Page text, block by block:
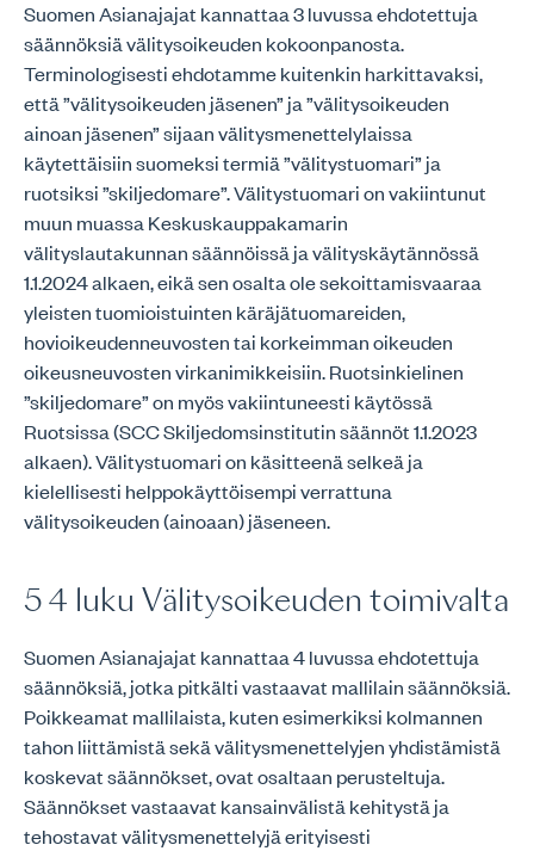
Suomen Asianajajat kannattaa 3 luvussa ehdotettuja
säännöksiä välitysoikeuden kokoonpanosta.
Terminologisesti ehdotamme kuitenkin harkittavaksi,
että ”välitysoikeuden jäsenen” ja ”välitysoikeuden
ainoan jäsenen” sijaan välitysmenettelylaissa
käytettäisiin suomeksi termiä ”välitystuomari” ja
ruotsiksi ”skiljedomare”. Välitystuomari on vakiintunut
muun muassa Keskuskauppakamarin
välityslautakunnan säännöissä ja välityskäytännössä
1.1.2024 alkaen, eikä sen osalta ole sekoittamisvaaraa
yleisten tuomioistuinten käräjätuomareiden,
hovioikeudenneuvosten tai korkeimman oikeuden
oikeusneuvosten virkanimikkeisiin. Ruotsinkielinen
”skiljedomare” on myös vakiintuneesti käytössä
Ruotsissa (SCC Skiljedomsinstitutin säännöt 1.1.2023
alkaen). Välitystuomari on käsitteenä selkeä ja
kielellisesti helppokäyttöisempi verrattuna
välitysoikeuden (ainoaan) jäseneen.
5 4 luku Välitysoikeuden toimivalta
Suomen Asianajajat kannattaa 4 luvussa ehdotettuja
säännöksiä, jotka pitkälti vastaavat mallilain säännöksiä.
Poikkeamat mallilaista, kuten esimerkiksi kolmannen
tahon liittämistä sekä välitysmenettelyjen yhdistämistä
koskevat säännökset, ovat osaltaan perusteltuja.
Säännökset vastaavat kansainvälistä kehitystä ja
tehostavat välitysmenettelyjä erityisesti